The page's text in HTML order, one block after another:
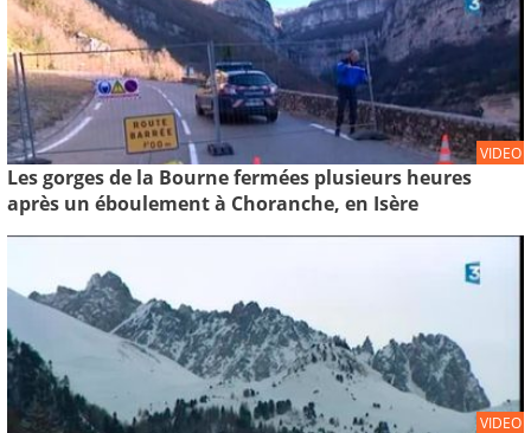
VIDEO
Les gorges de la Bourne fermées plusieurs heures
après un éboulement à Choranche, en Isère
VIDEO